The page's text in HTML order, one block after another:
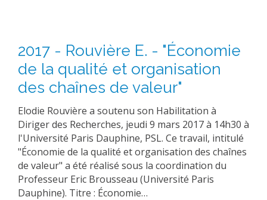
2017 - Rouvière E. - "Économie
de la qualité et organisation
des chaînes de valeur"
Elodie Rouvière a soutenu son Habilitation à
Diriger des Recherches, jeudi 9 mars 2017 à 14h30 à
l'Université Paris Dauphine, PSL. Ce travail, intitulé
"Économie de la qualité et organisation des chaînes
de valeur" a été réalisé sous la coordination du
Professeur Eric Brousseau (Université Paris
Dauphine). Titre : Économie…